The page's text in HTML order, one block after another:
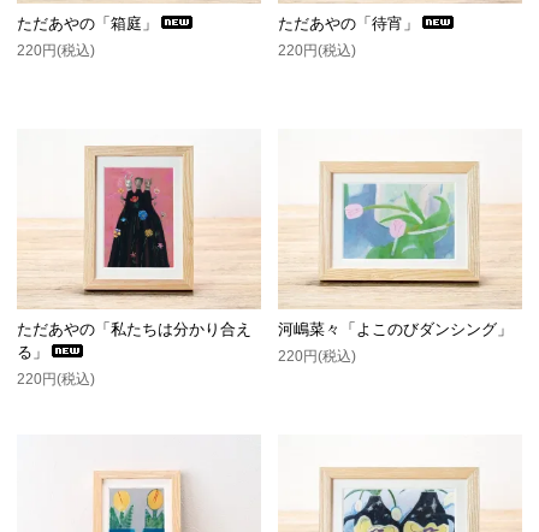
ただあやの「箱庭」
220円(税込)
ただあやの「待宵」
220円(税込)
ただあやの「私たちは分かり合え
る」
220円(税込)
河嶋菜々「よこのびダンシング」
220円(税込)